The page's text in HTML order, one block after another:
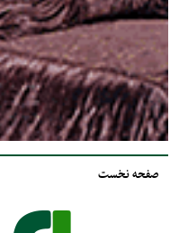
صفحه نخست